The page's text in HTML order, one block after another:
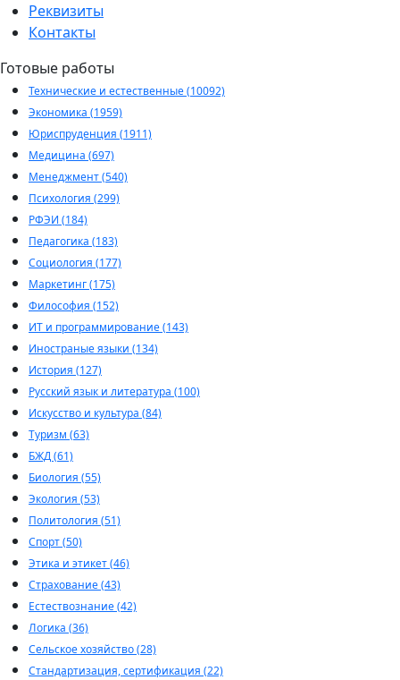
Реквизиты
Контакты
Готовые работы
Технические и естественные (10092)
Экономика (1959)
Юриспруденция (1911)
Медицина (697)
Менеджмент (540)
Психология (299)
РФЭИ (184)
Педагогика (183)
Социология (177)
Маркетинг (175)
Философия (152)
ИТ и программирование (143)
Иностраные языки (134)
История (127)
Русский язык и литература (100)
Искусство и культура (84)
Туризм (63)
БЖД (61)
Биология (55)
Экология (53)
Политология (51)
Спорт (50)
Этика и этикет (46)
Страхование (43)
Естествознание (42)
Логика (36)
Сельское хозяйство (28)
Стандартизация, сертификация (22)